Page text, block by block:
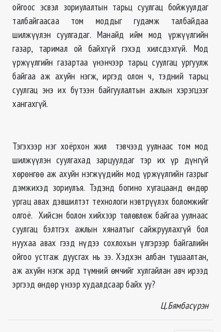
ойгоос эсвэл зориулалтын тарьц суулгац бойжуулдаг
талбайгаасаа том моддыг гудамж талбайдаа
шилжүүлэн суулгадаг. Манайд ийм мод үржүүлгийн
газар, таримал ой байхгүй гэхэд хилсдэхгүй. Мод
үржүүлгийн газартаа үнэнчээр тарьц суулгац ургуулж
байгаа аж ахуйн нэгж, иргэд олон ч, тэдний тарьц
суулгац энэ их бүтээн байгуулалтын ажлын хэрэгцээг
хангахгүй.
Тэгэхээр нэг хоёрхон жил тэвчээд уулнаас том мод
шилжүүлэн суулгахад зарцуулдаг тэр их үр дүнгүй
хөрөнгөө аж ахуйн нэгжүүдийн мод үржүүлгийн газрыг
дэмжихэд зориулъя. Тэдэнд богино хугацаанд өндөр
ургац авах дэвшилтэт технологи нэвтрүүлэх боломжийг
олгоё. Хийсэн болон хийхээр төлөвлөж байгаа уулнаас
суулгац бэлтгэх ажлын хяналтыг сайжруулахгүй бол
нуухаа авах гээд нүдээ сохлохын үлгэрээр байгалийн
ойгоо устгаж дуусгах нь ээ. Хэдхэн албан тушаалтан,
аж ахуйн нэгж ард түмний өмчийг хулгайлан авч ирээд
эргээд өндөр үнээр худалдсаар байх уу?
Ц.Бямбасүрэн